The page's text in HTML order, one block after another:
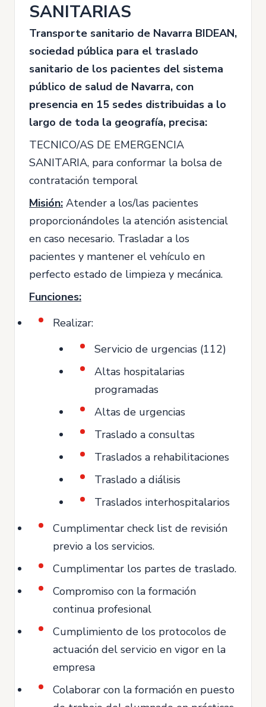
SANITARIAS
Transporte sanitario de Navarra BIDEAN,
sociedad pública para el traslado
sanitario de los pacientes del sistema
público de salud de Navarra, con
presencia en 15 sedes distribuidas a lo
largo de toda la geografía, precisa:
TECNICO/AS DE EMERGENCIA
SANITARIA, para conformar la bolsa de
contratación temporal
Misión: Atender a los/las pacientes
proporcionándoles la atención asistencial
en caso necesario. Trasladar a los
pacientes y mantener el vehículo en
perfecto estado de limpieza y mecánica.
Funciones:
Realizar:
Servicio de urgencias (112)
Altas hospitalarias
programadas
Altas de urgencias
Traslado a consultas
Traslados a rehabilitaciones
Traslado a diálisis
Traslados interhospitalarios
Cumplimentar check list de revisión
previo a los servicios.
Cumplimentar los partes de traslado.
Compromiso con la formación
continua profesional
Cumplimiento de los protocolos de
actuación del servicio en vigor en la
empresa
Colaborar con la formación en puesto